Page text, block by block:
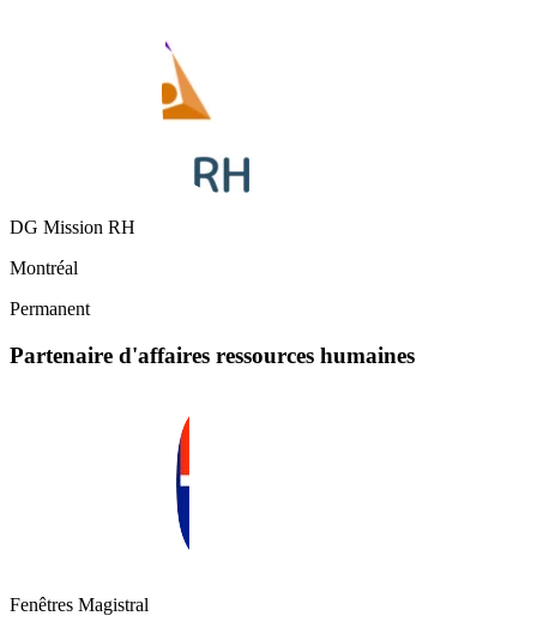
DG Mission RH
Montréal
Permanent
Partenaire d'affaires ressources humaines
Fenêtres Magistral